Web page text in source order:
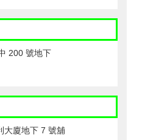
200 號地下
大廈地下 7 號舖